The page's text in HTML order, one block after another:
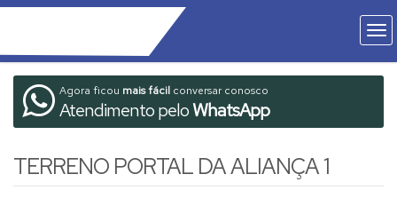
Agora ficou mais fácil conversar conosco
Atendimento peloWhatsApp
TERRENO PORTAL DA ALIANÇA 1